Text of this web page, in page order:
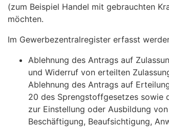
(zum Beispiel Handel mit gebrauchten
möchten.
Im Gewerbezentralregister erfasst
Ablehnung des Antrags auf
und Widerruf von erteilten
Ablehnung des Antrags auf
20 des Sprengstoffgesetzes sowie
zur Einstellung oder Ausbildung
Beschäftigung, Beaufsichtigung,